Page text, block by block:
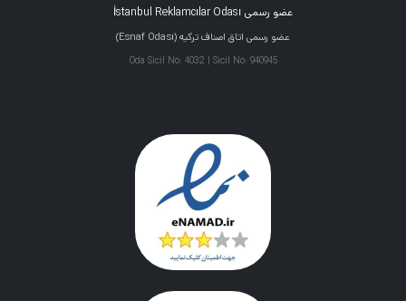
عضو رسمی İstanbul Reklamcılar Odası
عضو رسمی اتاق اصناف ترکیه (Esnaf Odası)
Oda Sicil No: 4032 | Sicil No: 940945